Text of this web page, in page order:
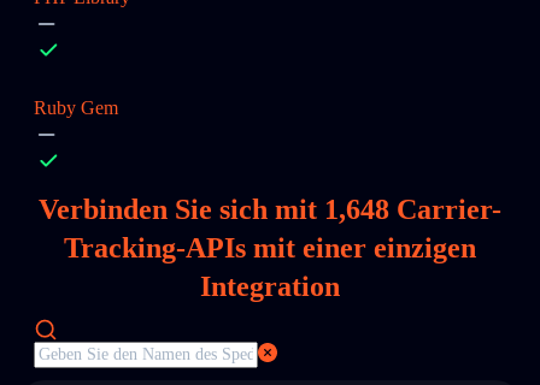
Ruby Gem
Verbinden Sie sich mit 1,648 Carrier-
Tracking-APIs mit einer einzigen
Integration